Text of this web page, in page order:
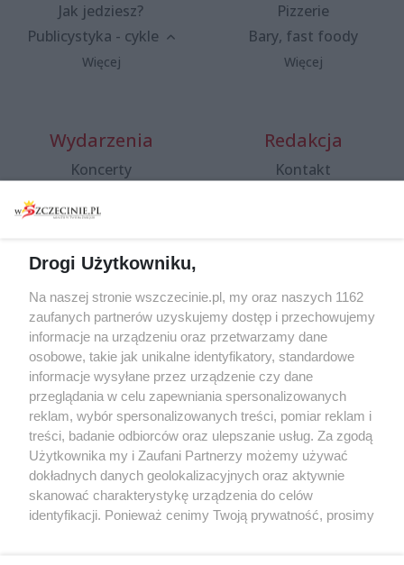
Jak jedziesz?
Publicystyka - cykle
Więcej
Pizzerie
Bary, fast foody
Więcej
Wydarzenia
Koncerty
Spacery i oprowadzania
targi
Wernisaże
Więcej
Redakcja
Kontakt
Specjalny koncert z okazji
20. urodzin portalu
wSzczecinie.pl
Regulamin konkursów
śniadaniówka "Hej
Szczecin! Jest piątek!"
Partnerzy
Praca Szczecin
Drogi Użytkowniku,
Na naszej stronie wszczecinie.pl, my oraz naszych 1162
zaufanych partnerów uzyskujemy dostęp i przechowujemy
informacje na urządzeniu oraz przetwarzamy dane
osobowe, takie jak unikalne identyfikatory, standardowe
informacje wysyłane przez urządzenie czy dane
przeglądania w celu zapewniania spersonalizowanych
reklam, wybór spersonalizowanych treści, pomiar reklam i
treści, badanie odbiorców oraz ulepszanie usług. Za zgodą
Użytkownika my i Zaufani Partnerzy możemy używać
dokładnych danych geolokalizacyjnych oraz aktywnie
skanować charakterystykę urządzenia do celów
identyfikacji. Ponieważ cenimy Twoją prywatność, prosimy